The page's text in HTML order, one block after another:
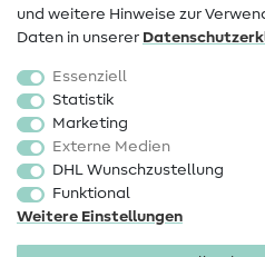
Stoffe
Sale
Schnittmuster
und weitere Hinweise zur
Daten in unserer
Essenziell
Statistik
Marketing
Externe Medien
DHL Wunschzustellung
Funktional
Weitere Einstellungen